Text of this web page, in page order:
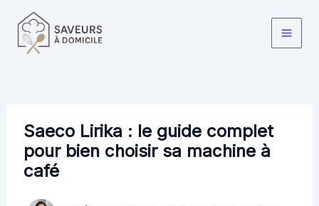
contenu
Main
Saeco Lirika : le guide complet
pour bien choisir sa machine à
café